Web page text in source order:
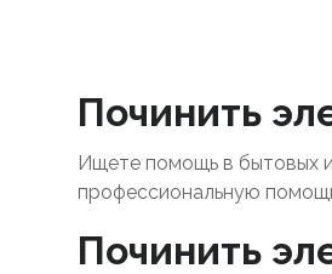
Починить
Ищете помощь в бытовых
профессиональную
Починить